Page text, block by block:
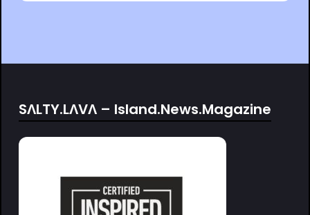
SΛLTY.LΛVΛ – Island.News.Magazine